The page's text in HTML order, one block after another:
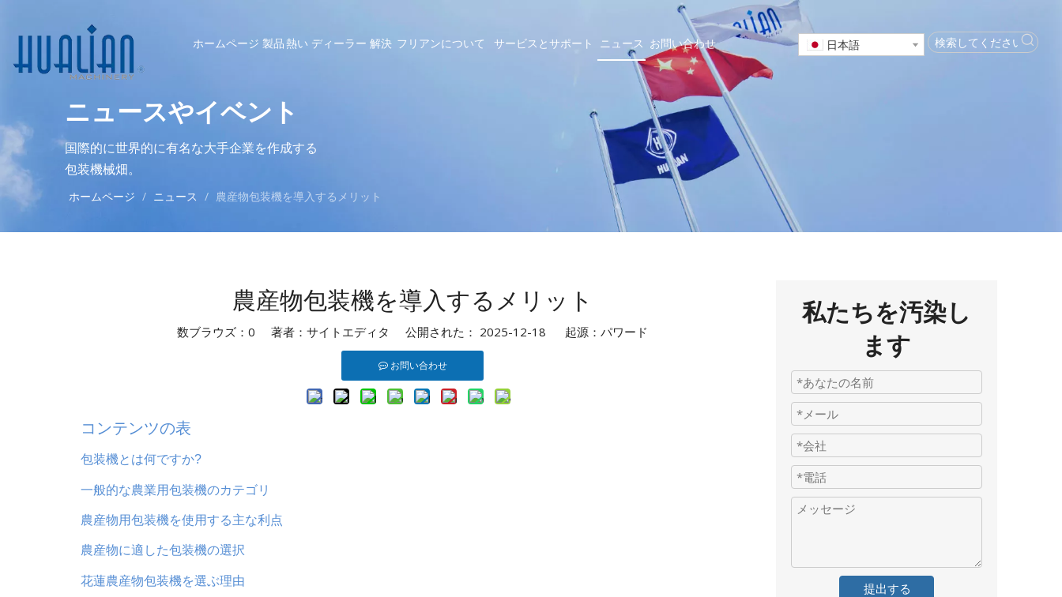
ホームページ 製品 熱い ディーラー 解決 フリアンについて サービスとサポート ニュース お問い合わせ 日本語
ニュースやイベント
国際的に世界的に有名な大手企業を作成する
包装機械畑。
ホームページ / ニュース / 農産物包装機を導入するメリット
農産物包装機を導入するメリット
数ブラウズ： 0 著者：サイトエディタ 公開された： 2025-12-18 起源： パワード
お問い合わせ
コンテンツの表
包装機とは何ですか?
一般的な農業用包装機のカテゴリ
農産物用包装機を使用する主な利点
農産物に適した包装機の選択
花蓮農産物包装機を選ぶ理由
私たちを汚染し
ます
提出する